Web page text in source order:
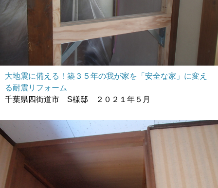
大地震に備える！築３５年の我が家を「安全な家」に変え
る耐震リフォーム
千葉県四街道市 S様邸 ２０２１年５月